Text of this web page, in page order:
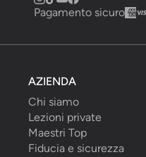
Pagamento sicuro
AZIENDA
Chi siamo
Lezioni private
Maestri Top
Fiducia e sicurezza